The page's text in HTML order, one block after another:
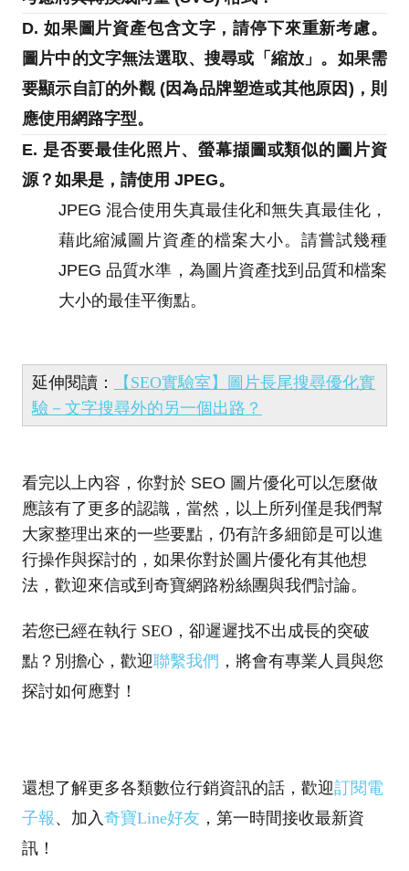
D. 如果圖片資產包含文字，請停下來重新考慮。
圖片中的文字無法選取、搜尋或「縮放」。如果需
要顯示自訂的外觀 (因為品牌塑造或其他原因)，則
應使用網路字型。
E. 是否要最佳化照片、螢幕擷圖或類似的圖片資
源？如果是，請使用 JPEG。
JPEG 混合使用失真最佳化和無失真最佳化，
藉此縮減圖片資產的檔案大小。請嘗試幾種
JPEG 品質水準，為圖片資產找到品質和檔案
大小的最佳平衡點。
延伸閱讀：
【SEO實驗室】圖片長尾搜尋優化實
驗－文字搜尋外的另一個出路？
看完以上內容，你對於 SEO 圖片優化可以怎麼做
應該有了更多的認識，當然，以上所列僅是我們幫
大家整理出來的一些要點，仍有許多細節是可以進
行操作與探討的，如果你對於圖片優化有其他想
法，歡迎來信或到奇寶網路粉絲團與我們討論。
若您已經在執行 SEO，卻遲遲找不出成長的突破
點？別擔心，歡迎聯繫我們 ，將會有專業人員與您
探討如何應對！
還想了解更多各類數位行銷資訊的話，歡迎訂閱電
子報 、加入 奇寶Line好友 ，第一時間接收最新資
訊！